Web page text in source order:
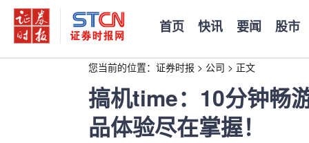
首页 快讯 要闻 股市
您当前的位置： 证券时报 > 公司 > 正文
搞机time：10分钟畅
品体验尽在掌握！